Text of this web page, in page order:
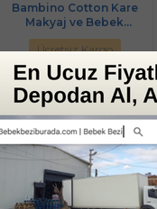
Bambino Cotton Kare
Makyaj ve Bebek
Temizleme Pamuğu 100
Adet (Kare En-Boy 7CM)
(2PK*50)
Ücretsiz Kargo
%5İndirim
84,90 TL
80,66 TL
Fast/Eft %3
indirimli